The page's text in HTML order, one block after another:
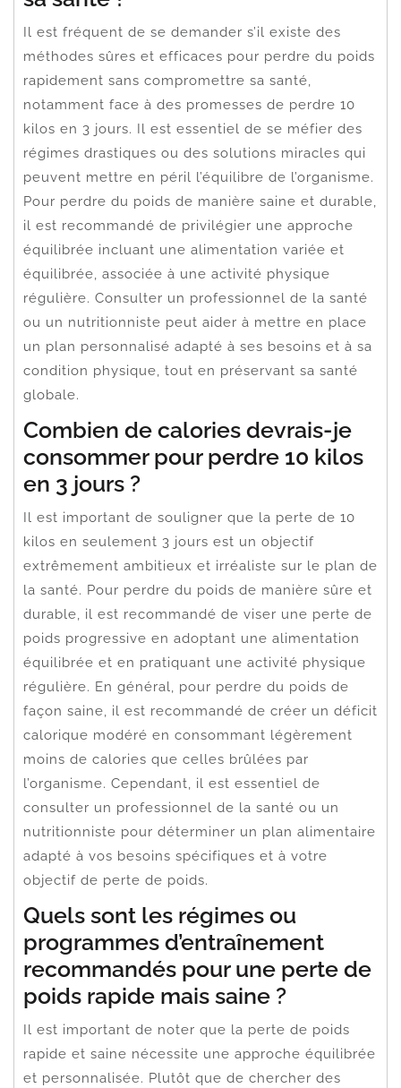
Il est fréquent de se demander s’il existe des
méthodes sûres et efficaces pour perdre du poids
rapidement sans compromettre sa santé,
notamment face à des promesses de perdre 10
kilos en 3 jours. Il est essentiel de se méfier des
régimes drastiques ou des solutions miracles qui
peuvent mettre en péril l’équilibre de l’organisme.
Pour perdre du poids de manière saine et durable,
il est recommandé de privilégier une approche
équilibrée incluant une alimentation variée et
équilibrée, associée à une activité physique
régulière. Consulter un professionnel de la santé
ou un nutritionniste peut aider à mettre en place
un plan personnalisé adapté à ses besoins et à sa
condition physique, tout en préservant sa santé
globale.
Combien de calories devrais-je
consommer pour perdre 10 kilos
en 3 jours ?
Il est important de souligner que la perte de 10
kilos en seulement 3 jours est un objectif
extrêmement ambitieux et irréaliste sur le plan de
la santé. Pour perdre du poids de manière sûre et
durable, il est recommandé de viser une perte de
poids progressive en adoptant une alimentation
équilibrée et en pratiquant une activité physique
régulière. En général, pour perdre du poids de
façon saine, il est recommandé de créer un déficit
calorique modéré en consommant légèrement
moins de calories que celles brûlées par
l’organisme. Cependant, il est essentiel de
consulter un professionnel de la santé ou un
nutritionniste pour déterminer un plan alimentaire
adapté à vos besoins spécifiques et à votre
objectif de perte de poids.
Quels sont les régimes ou
programmes d’entraînement
recommandés pour une perte de
poids rapide mais saine ?
Il est important de noter que la perte de poids
rapide et saine nécessite une approche équilibrée
et personnalisée. Plutôt que de chercher des